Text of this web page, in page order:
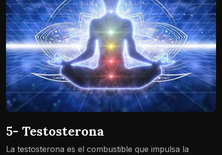
5- Testosterona
La testosterona es el combustible que impulsa la